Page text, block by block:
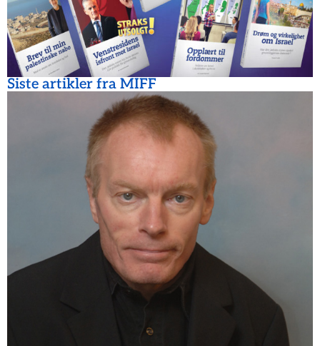
Siste artikler fra MIFF